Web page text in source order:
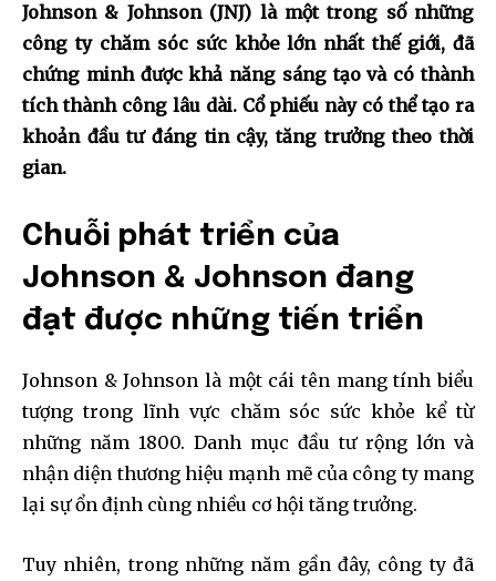
Johnson & Johnson (JNJ) là một trong số những
công ty chăm sóc sức khỏe lớn nhất thế giới, đã
chứng minh được khả năng sáng tạo và có thành
tích thành công lâu dài. Cổ phiếu này có thể tạo ra
khoản đầu tư đáng tin cậy, tăng trưởng theo thời
gian.
Chuỗi phát triển của
Johnson & Johnson đang
đạt được những tiến triển
Johnson & Johnson là một cái tên mang tính biểu
tượng trong lĩnh vực chăm sóc sức khỏe kể từ
những năm 1800. Danh mục đầu tư rộng lớn và
nhận diện thương hiệu mạnh mẽ của công ty mang
lại sự ổn định cùng nhiều cơ hội tăng trưởng.
Tuy nhiên, trong những năm gần đây, công ty đã